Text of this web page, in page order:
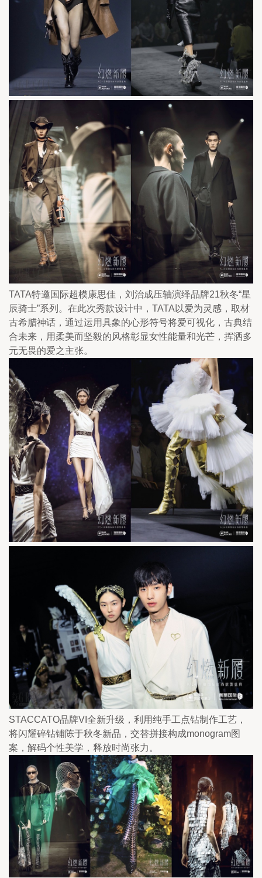
TATA特邀国际超模康思佳，刘治成压轴演绎品牌21秋冬“星
辰骑士”系列。在此次秀款设计中，TATA以爱为灵感，取材
古希腊神话，通过运用具象的心形符号将爱可视化，古典结
合未来，用柔美而坚毅的风格彰显女性能量和光芒，挥洒多
元无畏的爱之主张。
STACCATO品牌VI全新升级，利用纯手工点钻制作工艺，
将闪耀碎钻铺陈于秋冬新品，交替拼接构成monogram图
案，解码个性美学，释放时尚张力。